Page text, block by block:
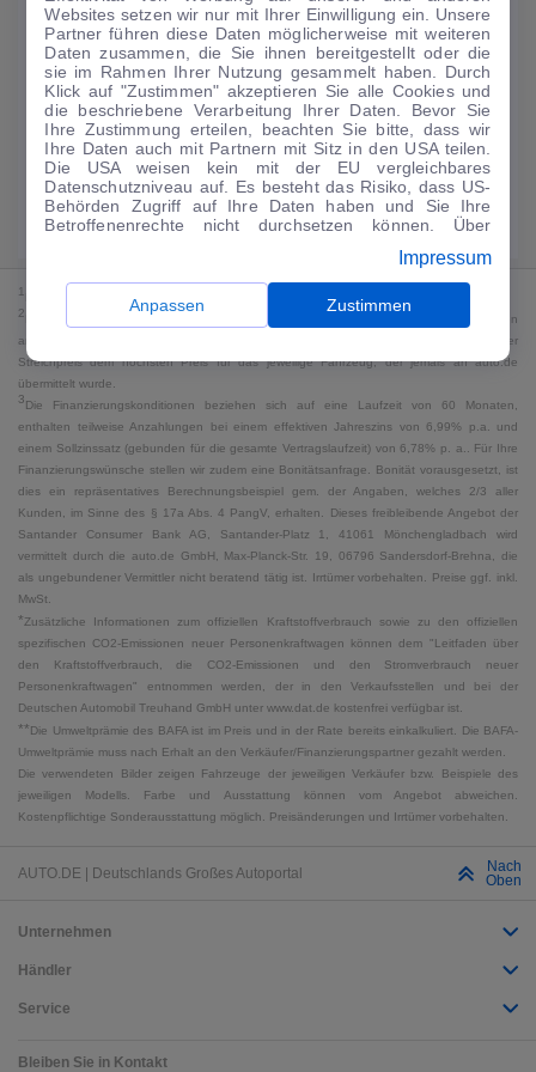
188€/mtl.
Guter Preis4
0 € Anzahlung ·60 Monate ·Finanzierungs-Details
Angebot anfragen Rate anpassen
Kraftstoffverbrauch komb. 18 l/100 km · CO₂-Emissionen komb. 0 g/km ·
CO₂-Klasse G · WLTP*
1
2 Bei dem Streichpreis handelt es sich für Neufahrzeuge und junge Gebrauchte um den
an auto.de übermittelten Listenpreis. Für alle anderen Fahrzeuge entspricht der
Streichpreis dem höchsten Preis für das jeweilige Fahrzeug, der jemals an auto.de
übermittelt wurde.
3Die Finanzierungskonditionen beziehen sich auf eine Laufzeit von 60 Monaten,
enthalten teilweise Anzahlungen bei einem effektiven Jahreszins von 6,99% p.a. und
einem Sollzinssatz (gebunden für die gesamte Vertragslaufzeit) von 6,78% p. a.. Für Ihre
Finanzierungswünsche stellen wir zudem eine Bonitätsanfrage. Bonität vorausgesetzt, ist
dies ein repräsentatives Berechnungsbeispiel gem. der Angaben, welches 2/3 aller
Kunden, im Sinne des § 17a Abs. 4 PangV, erhalten. Dieses freibleibende Angebot der
Santander Consumer Bank AG, Santander-Platz 1, 41061 Mönchengladbach wird
vermittelt durch die auto.de GmbH, Max-Planck-Str. 19, 06796 Sandersdorf-Brehna, die
als ungebundener Vermittler nicht beratend tätig ist. Irrtümer vorbehalten. Preise ggf. inkl.
MwSt.
*Zusätzliche Informationen zum offiziellen Kraftstoffverbrauch sowie zu den offiziellen
spezifischen CO2-Emissionen neuer Personenkraftwagen können dem "Leitfaden über
den Kraftstoffverbrauch, die CO2-Emissionen und den Stromverbrauch neuer
Personenkraftwagen" entnommen werden, der in den Verkaufsstellen und bei der
Deutschen Automobil Treuhand GmbH unter www.dat.de kostenfrei verfügbar ist.
**Die Umweltprämie des BAFA ist im Preis und in der Rate bereits einkalkuliert. Die BAFA-
Umweltprämie muss nach Erhalt an den Verkäufer/Finanzierungspartner gezahlt werden.
Die verwendeten Bilder zeigen Fahrzeuge der jeweiligen Verkäufer bzw. Beispiele des
jeweiligen Modells. Farbe und Ausstattung können vom Angebot abweichen.
Kostenpflichtige Sonderausstattung möglich. Preisänderungen und Irrtümer vorbehalten.
AUTO.DE | Deutschlands Großes Autoportal
Nach
Oben
Unternehmen
Händler
Service
Bleiben Sie in Kontakt
Websites setzen wir nur mit Ihrer Einwilligung ein. Unsere
Partner führen diese Daten möglicherweise mit weiteren
Daten zusammen, die Sie ihnen bereitgestellt oder die
sie im Rahmen Ihrer Nutzung gesammelt haben. Durch
Klick auf "Zustimmen" akzeptieren Sie alle Cookies und
die beschriebene Verarbeitung Ihrer Daten. Bevor Sie
Ihre Zustimmung erteilen, beachten Sie bitte, dass wir
Ihre Daten auch mit Partnern mit Sitz in den USA teilen.
Die USA weisen kein mit der EU vergleichbares
Datenschutzniveau auf. Es besteht das Risiko, dass US-
Behörden Zugriff auf Ihre Daten haben und Sie Ihre
Betroffenenrechte nicht durchsetzen können. Über
anpassen. Dies ist auch später jederzeit im Bereich
Cookie-Richtliniemöglich. Weitere Informationen finden
Sie in unsererDatenschutzerklärung .
Impressum
Anpassen Zustimmen